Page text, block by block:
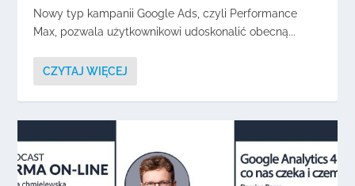
Nowy typ kampanii Google Ads, czyli Performance
Max, pozwala użytkownikowi udoskonalić obecną...
CZYTAJ WIĘCEJ